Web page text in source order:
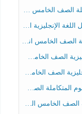
انسبير الفصل الثالث
انسبير الفصل الثالث
الخامس الفصل الثالث
عام الفصل الثالث